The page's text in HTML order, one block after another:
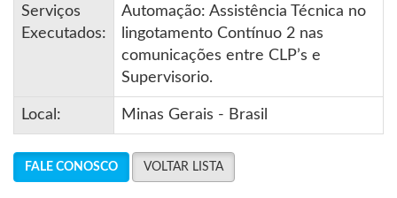
Serviços
Executados:
Automação: Assistência Técnica no
lingotamento Contínuo 2 nas
comunicações entre CLP’s e
Supervisorio.
Local: Minas Gerais - Brasil
FALE CONOSCO VOLTAR LISTA